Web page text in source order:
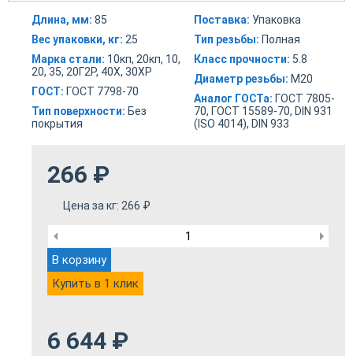
Длина, мм: 85
Вес упаковки, кг: 25
Марка стали: 10кп, 20кп, 10,
20, 35, 20Г2Р, 40Х, 30ХР
ГОСТ: ГОСТ 7798-70
Тип поверхности: Без
покрытия
Поставка: Упаковка
Тип резьбы: Полная
Класс прочности: 5.8
Диаметр резьбы: М20
Аналог ГОСТа: ГОСТ 7805-
70, ГОСТ 15589-70, DIN 931
(ISO 4014), DIN 933
266 ₽
Цена за кг: 266 ₽
В корзину
Купить в 1 клик
6 644 ₽